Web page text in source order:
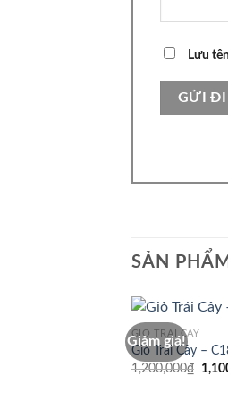
Lưu
SẢN
Giảm giá!
GIỎ TRÁI CÂY
Giỏ Trái Cây –
1,200,000₫
Giá